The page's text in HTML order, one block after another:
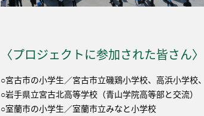
〈プロジェクトに参加された皆さん〉
○宮古市の小学生／宮古市立磯鶏小学校、高浜小学校
○岩手県立宮古北高等学校（青山学院高等部と交流）
○室蘭市の小学生／室蘭市立みなと小学校